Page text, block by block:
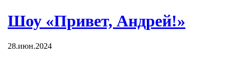
Шоу «Привет, Андрей!»
28.июн.2024